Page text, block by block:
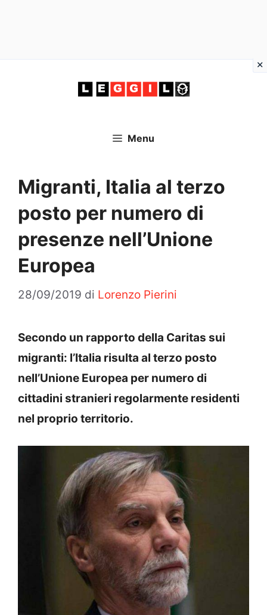
Menu
Migranti, Italia al terzo
posto per numero di
presenze nell’Unione
Europea
28/09/2019 di Lorenzo Pierini
Secondo un rapporto della Caritas sui
migranti: l’Italia risulta al terzo posto
nell’Unione Europea per numero di
cittadini stranieri regolarmente residenti
nel proprio territorio.